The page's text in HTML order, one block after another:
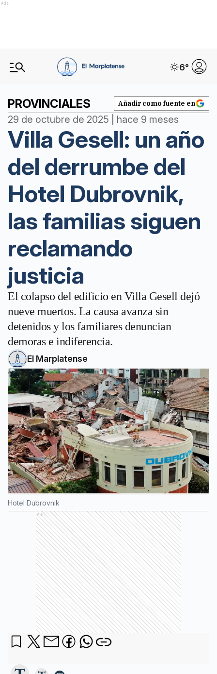
Ads
6°
PROVINCIALES Añadir como fuente en
29 de octubre de 2025 | hace 9 meses
Villa Gesell: un año
del derrumbe del
Hotel Dubrovnik,
las familias siguen
reclamando
justicia
El colapso del edificio en Villa Gesell dejó
nueve muertos. La causa avanza sin
detenidos y los familiares denuncian
demoras e indiferencia.
El Marplatense
Hotel Dubrovnik
Ads